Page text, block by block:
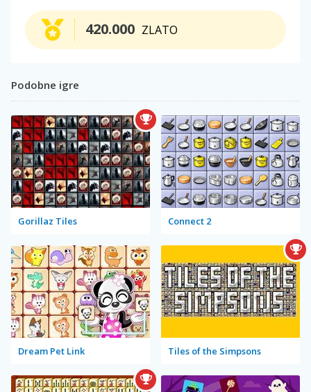
ZLATO
420.000
Podobne igre
Gorillaz Tiles Connect 2
Dream Pet Link Tiles of the Simpsons